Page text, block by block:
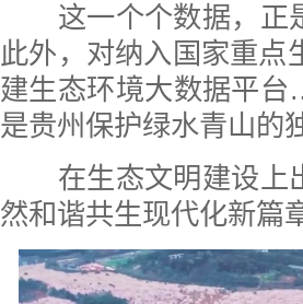
这一个个数据，正
此外，对纳入国家重点
建生态环境大数据平
是贵州保护绿水青山的
在生态文明建设上
然和谐共生现代化新篇